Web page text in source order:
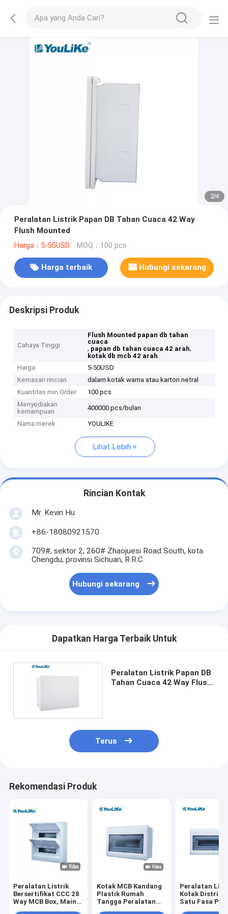
2/4
Peralatan Listrik Papan DB Tahan Cuaca 42 Way
Flush Mounted
Harga：5-50USD MOQ：100 pcs
Harga terbaik Hubungi sekarang
Deskripsi Produk
Cahaya Tinggi
Flush Mounted papan db tahan
cuaca
, papan db tahan cuaca 42 arah,
kotak db mcb 42 arah
Harga
5-50USD
Kemasan rincian
dalam kotak warna atau karton netral
Kuantitas min Order
100 pcs
Menyediakan
kemampuan
400000 pcs/bulan
Nama merek YOULIKE
Lihat Lebih
Rincian Kontak
Mr. Kevin Hu
+86-18080921570
709#, sektor 2, 260# Zhaojuesi Road South, kota
Chengdu, provinsi Sichuan, R.R.C.
Hubungi sekarang
Dapatkan Harga Terbaik Untuk
Peralatan Listrik Papan DB
Tahan Cuaca 42 Way Flush
Terus
Rekomendasi Produk
Peralatan Listrik
Bersertifikat CCC 28
Way MCB Box, Main
Kotak MCB Kandang
Plastik Rumah
Tangga Peralatan
Peralatan
Kotak
Satu Fasa